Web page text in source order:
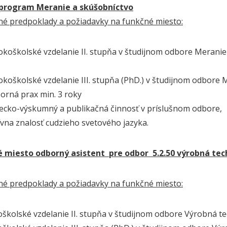
Meranie a skúšobníctvo
predpoklady a požiadavky na funkčné miesto:
vzdelanie II. stupňa v študijnom odbore Meranie
vzdelanie III. stupňa (PhD.) v študijnom odbore
prax min. 3 roky
výskumný a publikačná činnosť v príslušnom odbore,
cudzieho svetového jazyka.
miesto odborný asistent pre odbor 5.2.50 výrobná
predpoklady a požiadavky na funkčné miesto:
vzdelanie II. stupňa v študijnom odbore Výrobná